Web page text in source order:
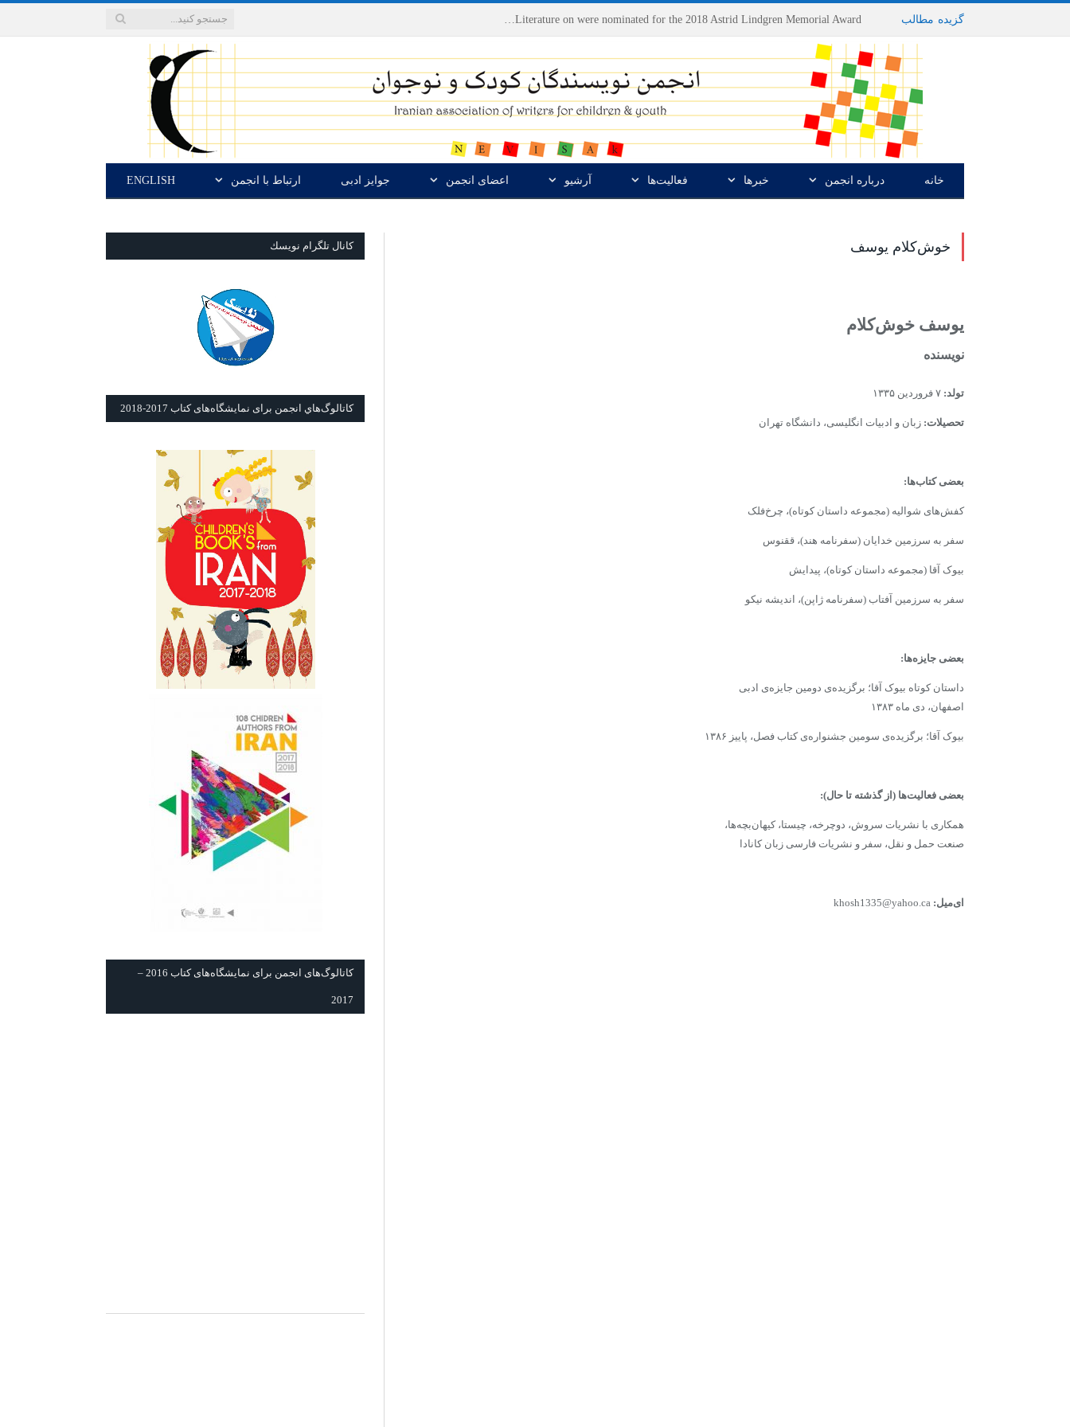
گزیده مطالب
خانه درباره انجمن خبرها فعالیت‌ها آرشیو اعضای انجمن جوایز ادبی ارتباط با انجمن ENGLISH
خوش‌کلام یوسف
یوسف خوش‌کلام
نویسنده
تولد:۷ فروردین ۱۳۳۵
تحصیلات: زبان و ادبیات انگلیسی، دانشگاه تهران
بعضى‌ کتاب‌ها:
کفش‌هاى شوالیه (مجموعه داستان کوتاه)، چرخ‌فلک
سفر به سرزمین خدایان (سفرنامه هند)، ققنوس
بیوک آقا (مجموعه داستان کوتاه)، پیدایش
سفر به سرزمین آفتاب (سفرنامه ژاپن)، اندیشه نیکو
بعضی جایزه‌ها:
داستان کوتاه بیوک آقا؛ برگزیده‌ی دومین جایزه‌ی ادبی
اصفهان، دی ماه ۱۳۸۳
بیوک آقا؛ برگزیده‌ی سومین جشنوار‌ه‌ی کتاب فصل، پاییز ۱۳۸۶
بعضى فعالیت‌ها (از گذشته تا حال):
همکارى‌ با نشریات سروش، دوچرخه، چیستا، کیهان‌‌بچه‌ها،
صنعت حمل و نقل، سفر و نشریات فارسی زبان کانادا
ای‌میل: khosh1335@yahoo.ca
كانال تلگرام نويسك
كاتالوگ‌هاي انجمن برای نمايشگاه‌های كتاب 2017-2018
كاتالوگ‌های انجمن برای نمايشگاه‌های كتاب 2016 –
2017